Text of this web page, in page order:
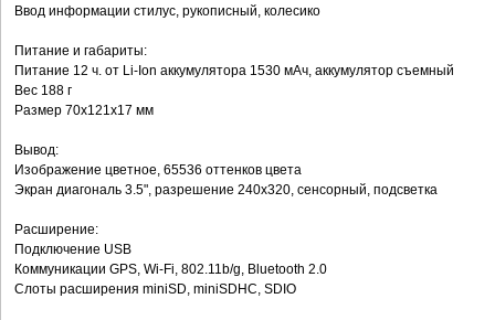
Ввод информации стилус, рукописный, колесико
Питание и габариты:
Питание 12 ч. от Li-Ion аккумулятора 1530 мАч, аккумулятор съемный
Вес 188 г
Размер 70x121x17 мм
Вывод:
Изображение цветное, 65536 оттенков цвета
Экран диагональ 3.5", разрешение 240x320, сенсорный, подсветка
Расширение:
Подключение USB
Коммуникации GPS, Wi-Fi, 802.11b/g, Bluetooth 2.0
Слоты расширения miniSD, miniSDHC, SDIO